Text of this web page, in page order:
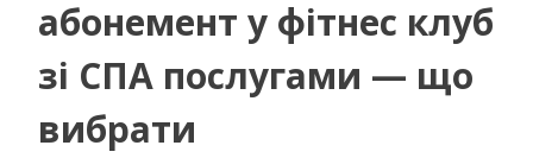
абонемент у фітнес клуб
зі СПА послугами — що
вибрати